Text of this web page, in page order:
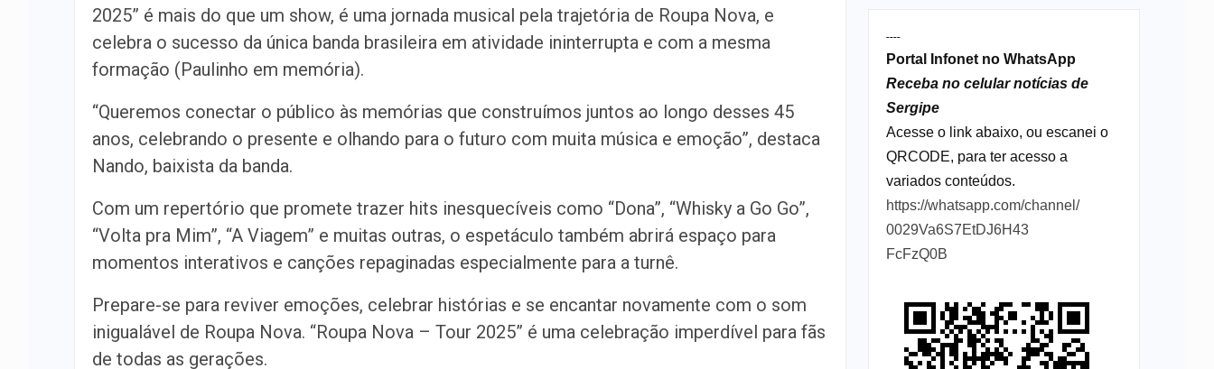
2025” é mais do que um show, é uma jornada musical pela trajetória de Roupa Nova, e
celebra o sucesso da única banda brasileira em atividade ininterrupta e com a mesma
formação (Paulinho em memória).
“Queremos conectar o público às memórias que construímos juntos ao longo desses 45
anos, celebrando o presente e olhando para o futuro com muita música e emoção”, destaca
Nando, baixista da banda.
Com um repertório que promete trazer hits inesquecíveis como “Dona”, “Whisky a Go Go”,
“Volta pra Mim”, “A Viagem” e muitas outras, o espetáculo também abrirá espaço para
momentos interativos e canções repaginadas especialmente para a turnê.
Prepare-se para reviver emoções, celebrar histórias e se encantar novamente com o som
inigualável de Roupa Nova. “Roupa Nova – Tour 2025” é uma celebração imperdível para fãs
de todas as gerações.
----
Portal Infonet no WhatsApp
Receba no celular notícias de
Sergipe
Acesse o link abaixo, ou escanei o
QRCODE, para ter acesso a
variados conteúdos.
https://whatsapp.com/channel/
0029Va6S7EtDJ6H43
FcFzQ0B